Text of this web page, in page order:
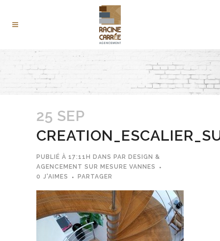
25 SEP
PUBLIÉ À 17:11H DANS PAR DESIGN &
AGENCEMENT SUR MESURE VANNES
0 J'AIMES PARTAGER